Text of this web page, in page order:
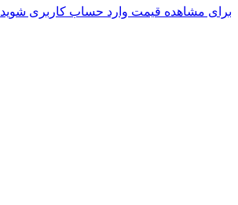
برای مشاهده قیمت وارد حساب کاربری شوید